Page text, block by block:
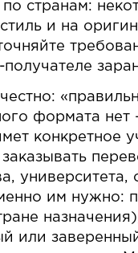
по странам:
и на
формата нет
конкретное
университета,
им нужно:
или